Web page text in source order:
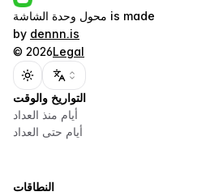
محول وحدة الشاشة is made
by dennn.is
© 2026Legal
Toggle theme
التواريخ والوقت
أيام منذ العداد
أيام حتى العداد
النطاقات